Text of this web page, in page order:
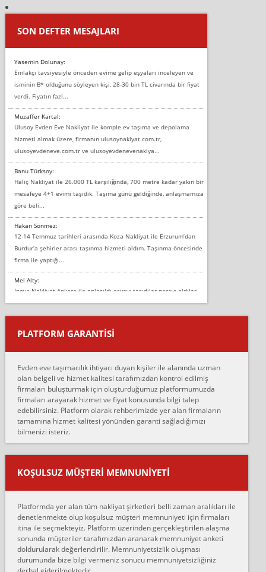
SON DEFTER MESAJLARI
Yasemin Dolunay:
Emlakçı tavsiyesiyle önceden evime gelip eşyaları inceleyen ve
isminin B* olduğunu söyleyen kişi, 28-30 bin TL civarında bir fiyat
verdi. Fiyatın fazl...
Muzaffer Kartal:
Ulusoy Evden Eve Nakliyat ile komple ev taşıma ve depolama
hizmeti almak üzere, firmanın ulusoynaklyat.com.tr,
ulusoyevdeneve.com.tr ve ulusoyevdenevenaklya...
Banu Türksoy:
Haliç Nakliyat ile 26.000 TL karşılığında, 700 metre kadar yakın bir
mesafeye 4+1 evimi taşıdık. Taşıma günü geldiğinde, anlaşmamıza
göre beli...
Hakan Sönmez:
12-14 Temmuz tarihleri arasında Koza Nakliyat ile Erzurum’dan
Burdur’a şehirler arası taşınma hizmeti aldım. Taşınma öncesinde
firma ile yaptığı...
Mel Alty:
İnova Nakliyat Ankara ile anlaşıldı eşyayı taşıdılar parayı aldılar.
Salon duvarına bir baktım birisi boydan alüminyum renkli bantı
yapıştırm...
Murat:
çalıştıklarını, müş...
Ahmet:
Lüleburgaz güngünes evden eve naklyat eşyalarımı taşımak için
anlaştık sabah eve geldiklerinde de eşyalarımı düzgün şekilde
sarcaz demelerine r...
mehmet güldü:
Ankara ALİCANLAR NAKLİYAT Tutarsız ve ticari ahlak problemleri
var verdikleri fiyat teklifini arttırdılar. Sonrasında taşıma gününde
oldukça tutarsı...
Ankara Alicanlar naklyat tel 5465524025. 2600 TL'ye ankaradan
Konya ya Alicanlar naklyat la anlaştık bu şahıs evin taşınacağı gün
fiyatın mazoto gele...
Fatih kokmese:
Diyarbakır dan eşyamı getirtmek için anlaştım sözleşme yaptım.
PLATFORM GARANTİSİ
Evden eve taşımacılık ihtiyacı duyan kişiler ile alanında uzman
olan belgeli ve hizmet kalitesi tarafımızdan kontrol edilmiş
firmaları buluşturmak için oluşturduğumuz platformumuzda
firmaları arayarak hizmet ve fiyat konusunda bilgi talep
edebilirsiniz. Platform olarak rehberimizde yer alan firmaların
tamamına hizmet kalitesi yönünden garanti sağladığımızı
bilmenizi isteriz.
KOŞULSUZ MÜŞTERI MEMNUNIYETI
Platformda yer alan tüm nakliyat şirketleri belli zaman aralıkları ile
denetlenmekte olup koşulsuz müşteri memnuniyeti için firmaları
itina ile seçmekteyiz. Platform üzerinden gerçekleştirilen alaşma
sonunda müşteriler tarafımızdan aranarak memnuniyet anketi
doldurularak değerlendirilir. Memnuniyetsizlik oluşması
durumunda bize bilgi vermeniz sonucu memnuniyetsizliğiniz